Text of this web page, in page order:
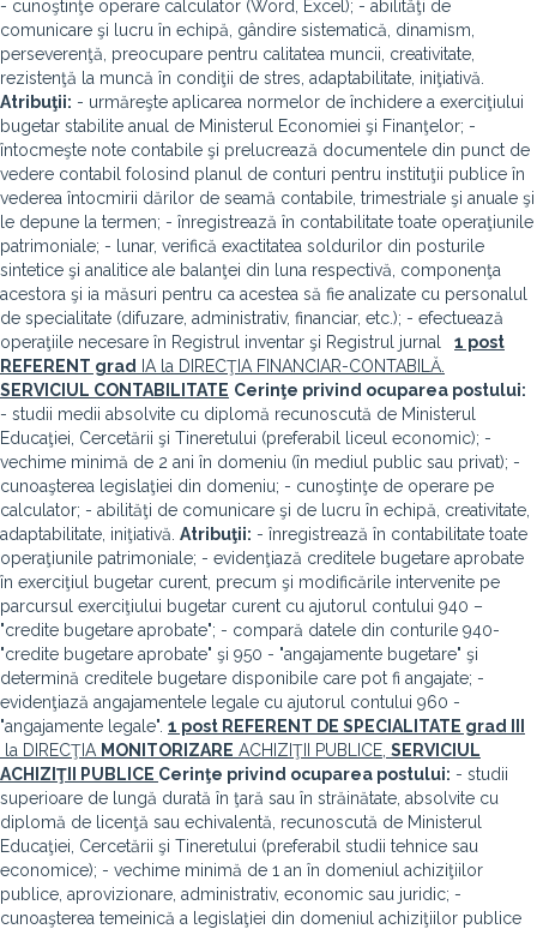
- cunoştinţe operare calculator (Word, Excel); - abilităţi de
comunicare şi lucru în echipă, gândire sistematică, dinamism,
perseverenţă, preocupare pentru calitatea muncii, creativitate,
rezistenţă la muncă în condiţii de stres, adaptabilitate, iniţiativă.
Atribuţii: - urmăreşte aplicarea normelor de închidere a exerciţiului
bugetar stabilite anual de Ministerul Economiei şi Finanţelor; -
întocmeşte note contabile şi prelucrează documentele din punct de
vedere contabil folosind planul de conturi pentru instituţii publice în
vederea întocmirii dărilor de seamă contabile, trimestriale şi anuale şi
le depune la termen; - înregistrează în contabilitate toate operaţiunile
patrimoniale; - lunar, verifică exactitatea soldurilor din posturile
sintetice şi analitice ale balanţei din luna respectivă, componenţa
acestora şi ia măsuri pentru ca acestea să fie analizate cu personalul
de specialitate (difuzare, administrativ, financiar, etc.); - efectuează
operaţiile necesare în Registrul inventar şi Registrul jurnal
1 post
REFERENT grad
IA la DIRECŢIA FINANCIAR-CONTABILĂ.
SERVICIUL CONTABILITATE Cerinţe privind ocuparea postului:
- studii medii absolvite cu diplomă recunoscută de Ministerul
Educaţiei, Cercetării şi Tineretului (preferabil liceul economic); -
vechime minimă de 2 ani în domeniu (în mediul public sau privat); -
cunoaşterea legislaţiei din domeniu; - cunoştinţe de operare pe
calculator; - abilităţi de comunicare şi de lucru în echipă, creativitate,
adaptabilitate, iniţiativă. Atribuţii: - înregistrează în contabilitate toate
operaţiunile patrimoniale; - evidenţiază creditele bugetare aprobate
în exerciţiul bugetar curent, precum şi modificările intervenite pe
parcursul exerciţiului bugetar curent cu ajutorul contului 940 –
"credite bugetare aprobate"; - compară datele din conturile 940-
"credite bugetare aprobate" şi 950 - "angajamente bugetare" şi
determină creditele bugetare disponibile care pot fi angajate; -
evidenţiază angajamentele legale cu ajutorul contului 960 -
"angajamente legale". 1 post REFERENT DE SPECIALITATE grad III
la DIRECŢIA MONITORIZARE ACHIZIŢII PUBLICE, SERVICIUL
ACHIZIŢII PUBLICE Cerinţe privind ocuparea postului: - studii
superioare de lungă durată în ţară sau în străinătate, absolvite cu
diplomă de licenţă sau echivalentă, recunoscută de Ministerul
Educaţiei, Cercetării şi Tineretului (preferabil studii tehnice sau
economice); - vechime minimă de 1 an în domeniul achiziţiilor
publice, aprovizionare, administrativ, economic sau juridic; -
cunoaşterea temeinică a legislaţiei din domeniul achiziţiilor publice